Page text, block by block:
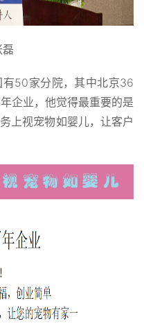
磊
50家分院，其中北京36
企业，他觉得最重要的是
上视宠物如婴儿，让客户